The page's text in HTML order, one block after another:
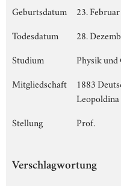
Geburtsdatum
23.
Todesdatum
28.
Studium
Physik und
Mitgliedschaft
1883
Leopoldina
Stellung
Prof.
Verschlagwortung